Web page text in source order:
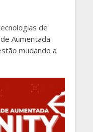
de
Aumentada
mudando a